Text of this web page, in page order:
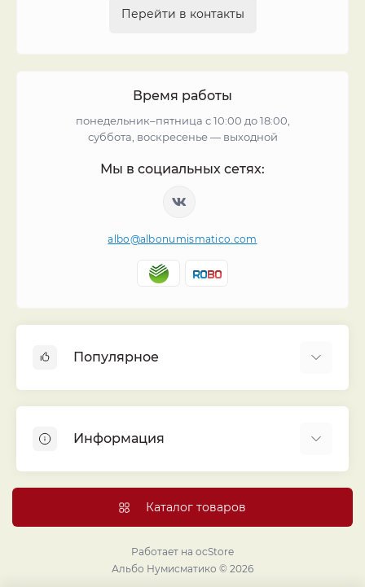
Перейти в контакты
Время работы
понедельник–пятница с 10:00 до 18:00,
суббота, воскресенье — выходной
Мы в социальных сетях:
albo@albonumismatico.com
Популярное
Монеты
Банкноты
Листы для монет
Капсулы и холдеры
Проекты издательства
Информация
Договор публичной оферты
Политика конфиденциальности
Правовой раздел
Каталог товаров
Работает на ocStore
Альбо Нумисматико © 2026